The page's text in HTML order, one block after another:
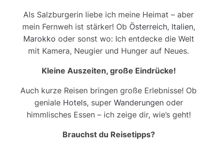
Als Salzburgerin liebe ich meine Heimat – aber
mein Fernweh ist stärker! Ob Österreich, Italien,
Marokko oder sonst wo: Ich entdecke die Welt
mit Kamera, Neugier und Hunger auf Neues.
Kleine Auszeiten, große Eindrücke!
Auch kurze Reisen bringen große Erlebnisse! Ob
geniale Hotels, super Wanderungenoder
himmlisches Essen – ich zeige dir, wie’s geht!
Brauchst du Reisetipps?